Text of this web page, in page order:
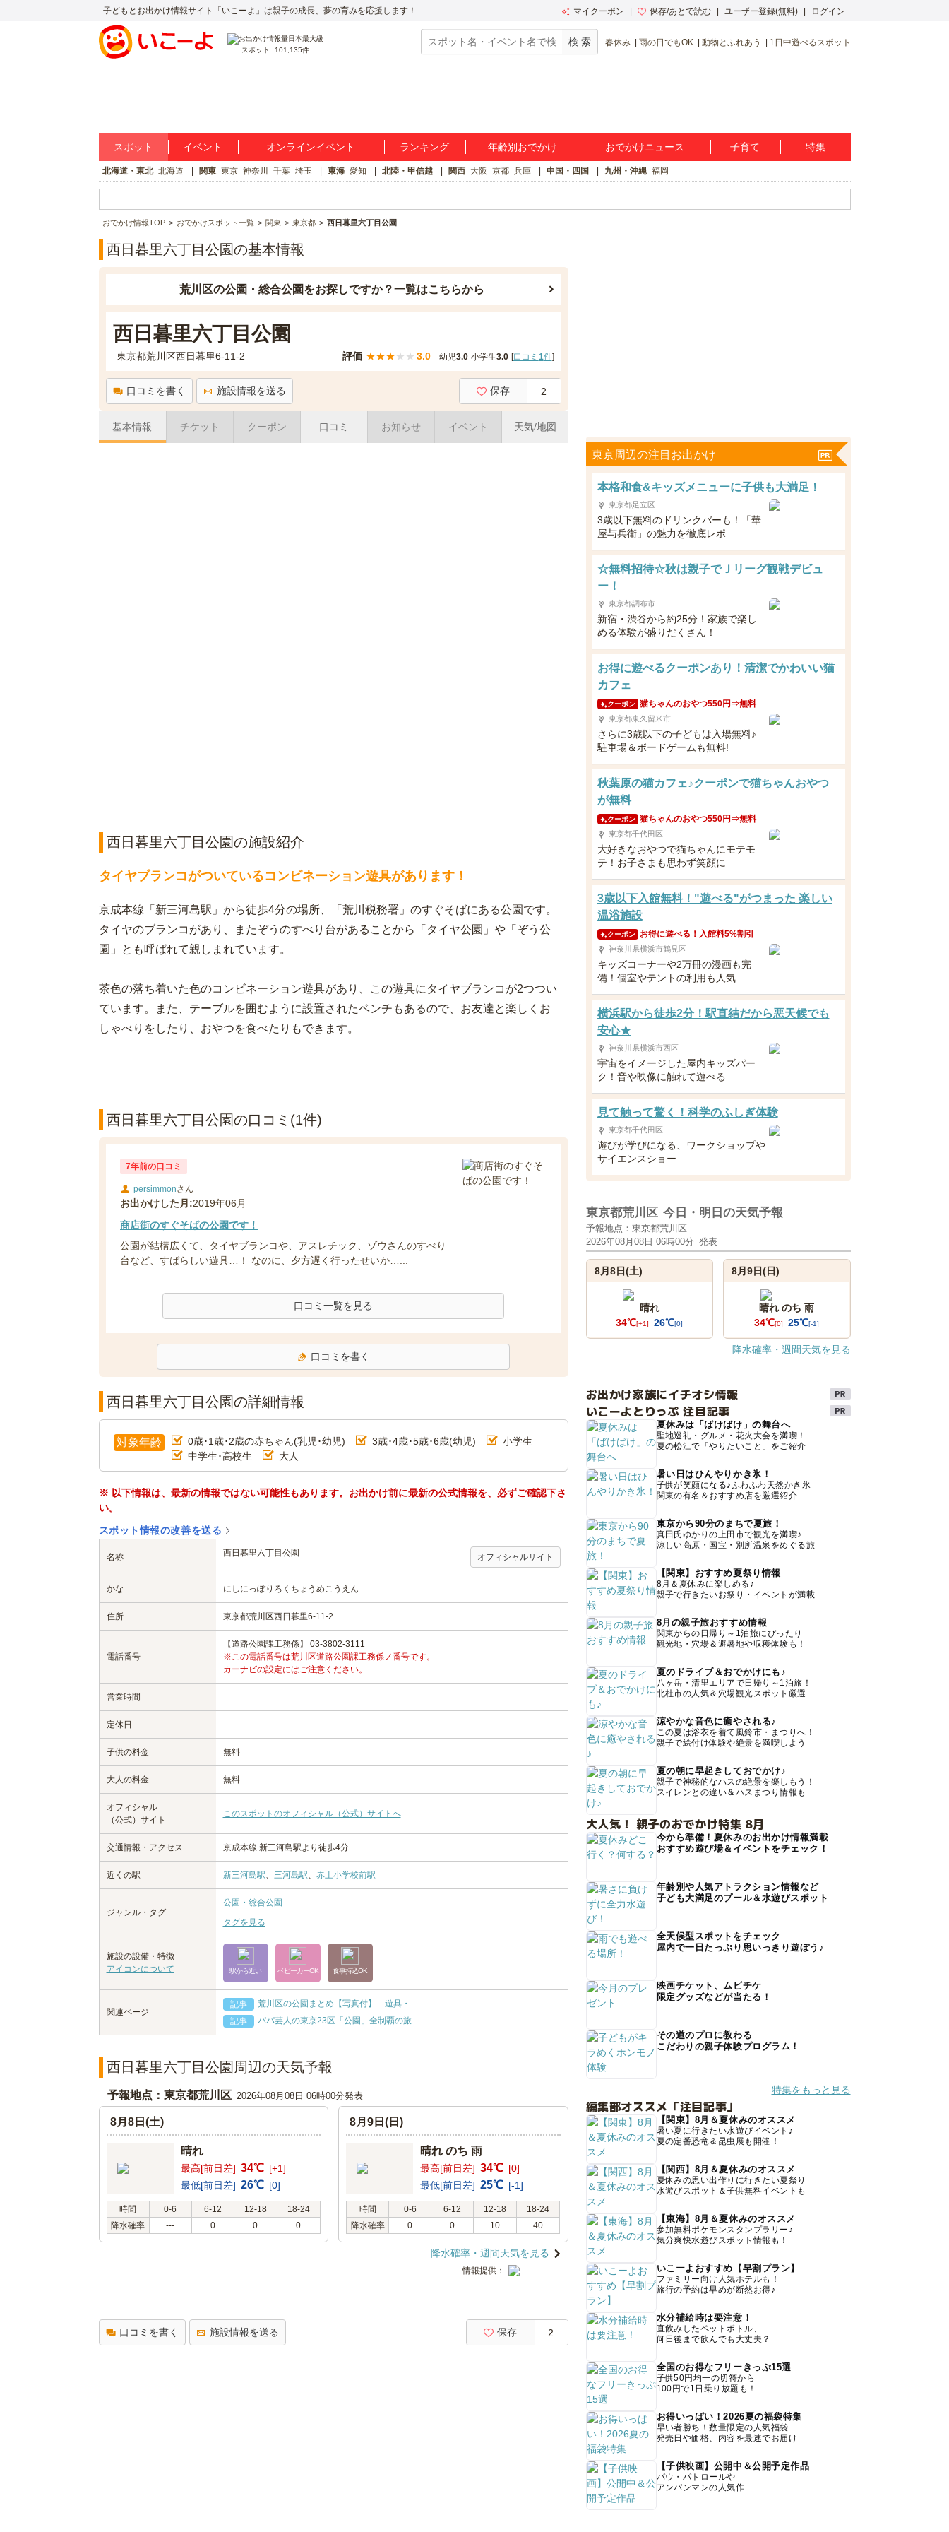
子どもとお出かけ情報サイト「いこーよ」は親子の成長、夢の育みを応援します！ マイクーポン 保存/あとで読む ユーザー登録(無料) ログイン
スポット 101,135件
春休み 雨の日でもOK 動物とふれあう 1日中遊べるスポット
スポット イベント オンラインイベント ランキング 年齢別おでかけ おでかけニュース 子育て 特集
北海道・東北 北海道 関東 東京 神奈川 千葉 埼玉 東海 愛知 北陸・甲信越 関西 大阪 京都 兵庫 中国・四国 九州・沖縄 福岡
おでかけ情報TOP おでかけスポット一覧 関東 東京都 西日暮里六丁目公園
西日暮里六丁目公園の基本情報
荒川区の公園・総合公園をお探しですか？一覧はこちらから
西日暮里六丁目公園
東京都荒川区西日暮里6-11-2 評価 ★★★★ ★ 3.0 幼児3.0 小学生3.0 [口コミ 1件]
口コミを書く 施設情報を送る 保存 2
基本情報 チケット クーポン 口コミ お知らせ イベント 天気/地図
西日暮里六丁目公園の施設紹介
タイヤブランコがついているコンビネーション遊具があります！
京成本線「新三河島駅」から徒歩4分の場所、「荒川税務署」のすぐそばにある公園です。
タイヤのブランコがあり、またぞうのすべり台があることから「タイヤ公園」や「ぞう公
園」とも呼ばれて親しまれています。
茶色の落ち着いた色のコンビネーション遊具があり、この遊具にタイヤブランコが2つつい
ています。また、テーブルを囲むように設置されたベンチもあるので、お友達と楽しくお
しゃべりをしたり、おやつを食べたりもできます。
西日暮里六丁目公園の口コミ(1件)
7年前の口コミ
persimmonさん
お出かけした月:2019年06月
商店街のすぐそばの公園です！
公園が結構広くて、タイヤブランコや、アスレチック、ゾウさんのすべり
台など、すばらしい遊具…！ なのに、夕方遅く行ったせいか…...
口コミ一覧を見る
口コミを書く
西日暮里六丁目公園の詳細情報
対象年齢 0歳･1歳･2歳の赤ちゃん(乳児･幼児) 3歳･4歳･5歳･6歳(幼児)
小学生
中学生･高校生
大人
※ 以下情報は、最新の情報ではない可能性もあります。お出かけ前に最新の公式情報を、必ずご確認下さ
い。
スポット情報の改善を送る
名称 西日暮里六丁目公園 オフィシャルサイト
かな にしにっぽりろくちょうめこうえん
住所 東京都荒川区西日暮里6-11-2
電話番号
【道路公園課工務係】 03-3802-3111
※この電話番号は荒川区道路公園課工務係ノ番号です。
カーナビの設定にはご注意ください。
営業時間
定休日
子供の料金 無料
大人の料金 無料
オフィシャル
（公式）サイト
このスポットのオフィシャル（公式）サイトへ
交通情報・アクセス 京成本線 新三河島駅より徒歩4分
近くの駅 新三河島駅、 三河島駅、 赤土小学校前駅
ジャンル・タグ
公園・総合公園
タグを見る
施設の設備・特徴
アイコンについて
駅から近い ベビーカーOK 食事持込OK
関連ページ
記事
荒川区の公園まとめ【写真付】 遊具・
記事
パパ芸人の東京23区「公園」全制覇の旅
西日暮里六丁目公園周辺の天気予報
予報地点：東京都荒川区 2026年08月08日 06時00分発表
8月8日(土)
晴れ
最高[前日差] 34℃ [+1]
最低[前日差] 26℃ [0]
時間 0-6 6-12 12-18
18-24
降水確率
--- 0 0 0
8月9日(日)
晴れ のち 雨
最高[前日差] 34℃ [0]
最低[前日差] 25℃ [-1]
時間 0-6 6-12 12-18
18-24
降水確率
0 0 10 40
降水確率・週間天気を見る
情報提供：
口コミを書く 施設情報を送る 保存 2
東京周辺の注目お出かけ
本格和食&キッズメニューに子供も大満足！
東京都足立区
3歳以下無料のドリンクバーも！「華
屋与兵衛」の魅力を徹底レポ
☆無料招待☆秋は親子でＪリーグ観戦デビュ
ー！
東京都調布市
新宿・渋谷から約25分！家族で楽し
める体験が盛りだくさん！
お得に遊べるクーポンあり！清潔でかわいい猫
カフェ
クーポン 猫ちゃんのおやつ550円⇒無料
東京都東久留米市
さらに3歳以下の子どもは入場無料♪
駐車場＆ボードゲームも無料!
秋葉原の猫カフェ♪クーポンで猫ちゃんおやつ
が無料
クーポン 猫ちゃんのおやつ550円⇒無料
東京都千代田区
大好きなおやつで猫ちゃんにモテモ
テ！お子さまも思わず笑顔に
3歳以下入館無料！"遊べる"がつまった 楽しい
温浴施設
クーポン お得に遊べる！入館料5%割引
神奈川県横浜市鶴見区
キッズコーナーや2万冊の漫画も完
備！個室やテントの利用も人気
横浜駅から徒歩2分！駅直結だから悪天候でも
安心★
神奈川県横浜市西区
宇宙をイメージした屋内キッズパー
ク！音や映像に触れて遊べる
見て触って驚く！科学のふしぎ体験
東京都千代田区
遊びが学びになる、ワークショップや
サイエンスショー
東京都荒川区 今日・明日の天気予報
予報地点：東京都荒川区
2026年08月08日 06時00分 発表
8月8日(土)
晴れ
34℃[+1] 26℃[0]
8月9日(日)
晴れ のち 雨
34℃[0] 25℃[-1]
降水確率・週間天気を見る
お出かけ家族にイチオシ情報
いこーよとりっぷ 注目記事
夏休みは「ばけばけ」の舞台へ
聖地巡礼・グルメ・花火大会を満喫！
夏の松江で「やりたいこと」をご紹介
暑い日はひんやりかき氷！
子供が笑顔になる♪ふわふわ天然かき氷
関東の有名＆おすすめ店を厳選紹介
東京から90分のまちで夏旅！
真田氏ゆかりの上田市で観光を満喫♪
涼しい高原・国宝・別所温泉をめぐる旅
【関東】おすすめ夏祭り情報
8月＆夏休みに楽しめる♪
親子で行きたいお祭り・イベントが満載
8月の親子旅おすすめ情報
関東からの日帰り～1泊旅にぴったり
観光地・穴場＆避暑地や収穫体験も！
夏のドライブ＆おでかけにも♪
八ヶ岳・清里エリアで日帰り～1泊旅！
北杜市の人気＆穴場観光スポット厳選
涼やかな音色に癒やされる♪
この夏は浴衣を着て風鈴市・まつりへ！
親子で絵付け体験や絶景を満喫しよう
夏の朝に早起きしておでかけ♪
親子で神秘的なハスの絶景を楽しもう！
スイレンとの違い＆ハスまつり情報も
大人気！ 親子のおでかけ特集 8月
今から準備！夏休みのお出かけ情報満載
おすすめ遊び場＆イベントをチェック！
年齢別や人気アトラクション情報など
子ども大満足のプール＆水遊びスポット
全天候型スポットをチェック
屋内で一日たっぷり思いっきり遊ぼう♪
映画チケット、ムビチケ
限定グッズなどが当たる！
その道のプロに教わる
こだわりの親子体験プログラム！
特集をもっと見る
編集部オススメ「注目記事」
【関東】8月＆夏休みのオススメ
暑い夏に行きたい水遊びイベント♪
夏の定番恐竜＆昆虫展も開催！
【関西】8月＆夏休みのオススメ
夏休みの思い出作りに行きたい夏祭り
水遊びスポット＆子供無料イベントも
【東海】8月＆夏休みのオススメ
参加無料ポケモンスタンプラリー♪
気分爽快水遊びスポット情報も！
いこーよおすすめ【早割プラン】
ファミリー向け人気ホテルも！
旅行の予約は早めが断然お得♪
水分補給時は要注意！
直飲みしたペットボトル、
何日後まで飲んでも大丈夫？
全国のお得なフリーきっぷ15選
子供50円均一の切符から
100円で1日乗り放題も！
お得いっぱい！2026夏の福袋特集
早い者勝ち！数量限定の人気福袋
発売日や価格、内容を最速でお届け
【子供映画】公開中＆公開予定作品
パウ・パトロールや
アンパンマンの人気作